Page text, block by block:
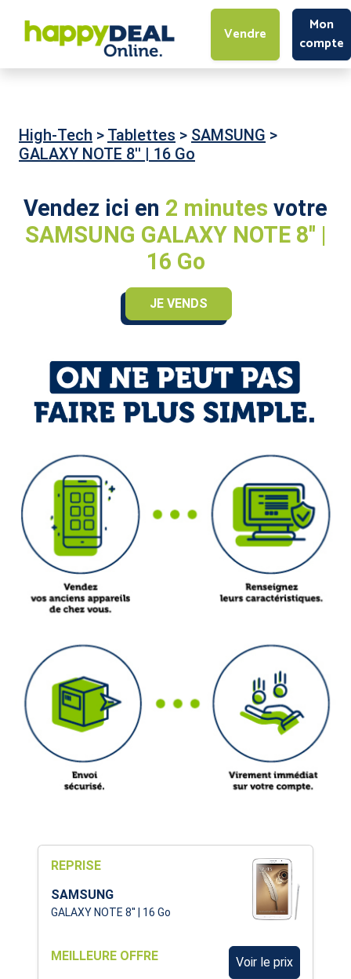
Vendre
Mon
compte
High-Tech > Tablettes > SAMSUNG >
GALAXY NOTE 8'' | 16 Go
Vendez ici en 2 minutes votre
SAMSUNG GALAXY NOTE 8'' |
16 Go
JE VENDS
REPRISE
SAMSUNG
GALAXY NOTE 8'' | 16 Go
MEILLEURE OFFRE Voir le prix